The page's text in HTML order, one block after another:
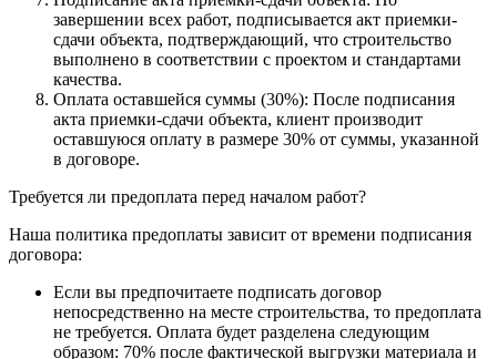
завершении всех работ, подписывается акт приемки-
сдачи объекта, подтверждающий, что строительство
выполнено в соответствии с проектом и стандартами
качества.
Оплата оставшейся суммы (30%): После подписания
акта приемки-сдачи объекта, клиент производит
оставшуюся оплату в размере 30% от суммы, указанной
в договоре.
Требуется ли предоплата перед началом работ?
Наша политика предоплаты зависит от времени подписания
договора:
Если вы предпочитаете подписать договор
непосредственно на месте строительства, то предоплата
не требуется. Оплата будет разделена следующим
образом: 70% после фактической выгрузки материала и